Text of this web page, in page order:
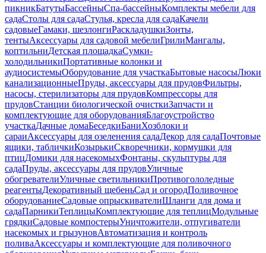
пикникБатутыБассейныСпа-бассейныКомплекты мебели для
садаСтолы для садаСтулья, кресла для садаКачели
садовыеГамаки, шезлонгиРаскладушкиЗонты,
тентыАксессуары для садовой мебелиГрилиМангалы,
коптильниДетская площадкаСумки-
холодильникиПортативные колонки и
аудиосистемыОборудование для участкаБытовые насосыЛюки
канализационныеПруды, аксессуары для прудовФильтры,
насосы, стерилизаторы для прудовКомпрессоры для
прудовСтанции биологической очисткиЗапчасти и
комплектующие для оборудованияБлагоустройство
участкаДачные домаБеседкиБаниХозблоки и
сараиАксессуары для озеленения садаДекор для садаПочтовые
ящики, табличкиКозырькиСкворечники, кормушки для
птицДомики для насекомыхФонтаны, скульптуры для
садаПруды, аксессуары для прудовУличные
обогревателиУличные светильникиПротивогололедные
реагентыДекоративный щебеньСад и огородПоливочное
оборудованиеСадовые опрыскивателиШланги для дома и
садаПарникиТеплицыКомплектующие для теплицМодульные
грядкиСадовые компостерыУничтожители, отпугиватели
насекомых и грызуновАвтоматизация и контроль
поливаАксессуары и комплектующие для поливочного